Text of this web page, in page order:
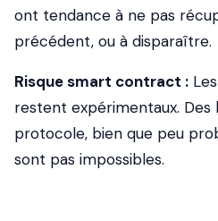
ont tendance à ne pas
précédent, ou à disparaître.
Risque smart contract :
restent expérimentaux. Des
protocole, bien que peu
sont pas impossibles.